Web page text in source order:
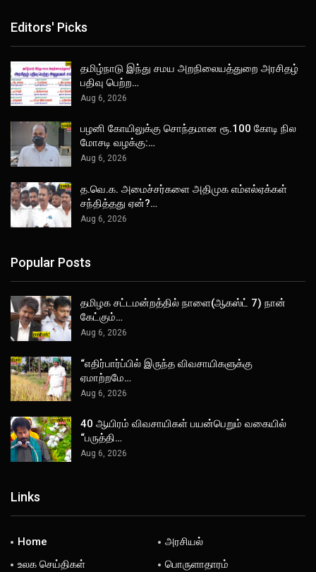
Editors' Picks
தமிழ்நாடு இந்து சமய அறநிலையத்துறை அரசிதழ்
பதிவு பெற்ற…
Aug 6, 2026
பழனி கோயிலுக்கு சொந்தமான ரூ.100 கோடி நில
மோசடி வழக்கு:…
Aug 6, 2026
த.வெ.க. அமைச்சர்களை அதிமுக எம்எல்ஏக்கள்
சந்தித்தது ஏன்?…
Aug 6, 2026
Popular Posts
தமிழக சட்டமன்றத்தில் நாளை(ஆகஸ்ட் 7) நான்
கேட்கும்…
Aug 6, 2026
“எதிர்பார்ப்பில் இருந்த விவசாயிகளுக்கு
ஏமாற்றமே…
Aug 6, 2026
40 ஆயிரம் விவசாயிகள் பயன்பெறும் வகையில்
“பருத்தி…
Aug 6, 2026
Links
Home
அரசியல்
உலக செய்திகள்
பொருளாதாரம்